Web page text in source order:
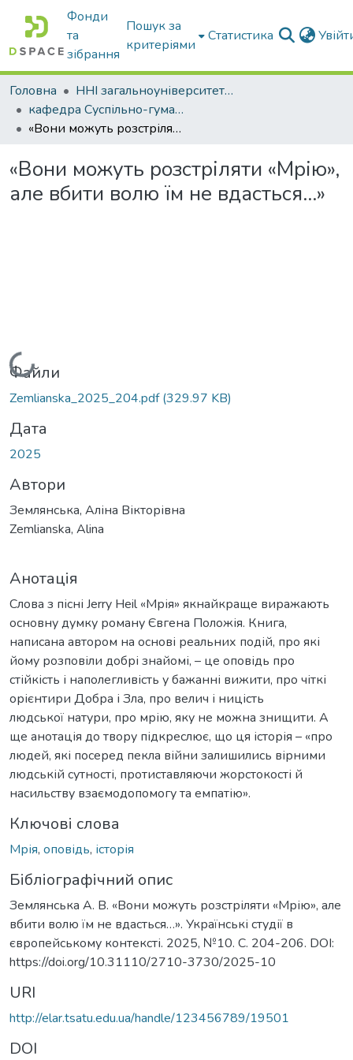
Фонди
та
зібрання
Пошук за
критеріями
Статистика
Головна
ННІ загальноуніверситетської підготовки
кафедра Суспільно-гуманітарні науки
«Вони можуть розстріляти «Мрію», але вбити волю їм не вдасться…»
«Вони можуть розстріляти «Мрію»,
але вбити волю їм не вдасться…»
Вантажиться...
Файли
Zemlianska_2025_204.pdf(329.97 KB)
Дата
2025
Автори
Землянська, Аліна Вікторівна
Zemlianska, Alina
Анотація
Слова з пісні Jerry Heil «Мрія» якнайкраще виражають
основну думку роману Євгена Положія. Книга,
написана автором на основі реальних подій, про які
йому розповіли добрі знайомі, – це оповідь про
стійкість і наполегливість у бажанні вижити, про чіткі
орієнтири Добра і Зла, про велич і ницість
людської натури, про мрію, яку не можна знищити. А
ще анотація до твору підкреслює, що ця історія – «про
людей, які посеред пекла війни залишились вірними
людській сутності, протиставляючи жорстокості й
насильству взаємодопомогу та емпатію».
Ключові слова
Мрія, оповідь, історія
Бібліографічний опис
Землянська А. В. «Вони можуть розстріляти «Мрію», але
вбити волю їм не вдасться…». Українські студії в
європейському контексті. 2025, №10. С. 204-206. DOI:
https://doi.org/10.31110/2710-3730/2025-10
URI
http://elar.tsatu.edu.ua/handle/123456789/19501
DOI